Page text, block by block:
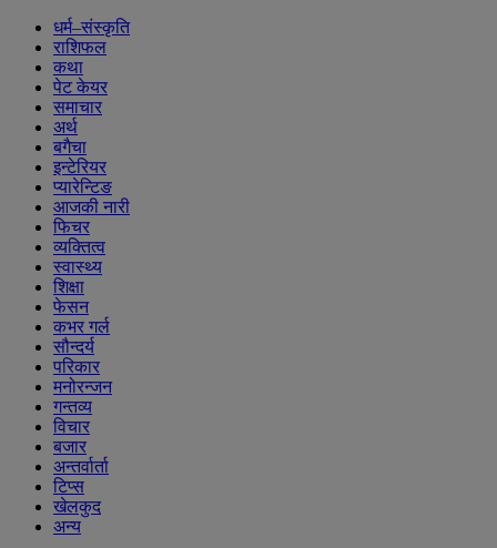
धर्म–संस्कृति
राशिफल
कथा
पेट केयर
समाचार
अर्थ
बगैचा
इन्टेरियर
प्यारेन्टिङ
आजकी नारी
फिचर
व्यक्तित्व
स्वास्थ्य
शिक्षा
फेसन
कभर गर्ल
सौन्दर्य
परिकार
मनोरन्जन
गन्तव्य
विचार
बजार
अन्तर्वार्ता
टिप्स
खेलकुद
अन्य